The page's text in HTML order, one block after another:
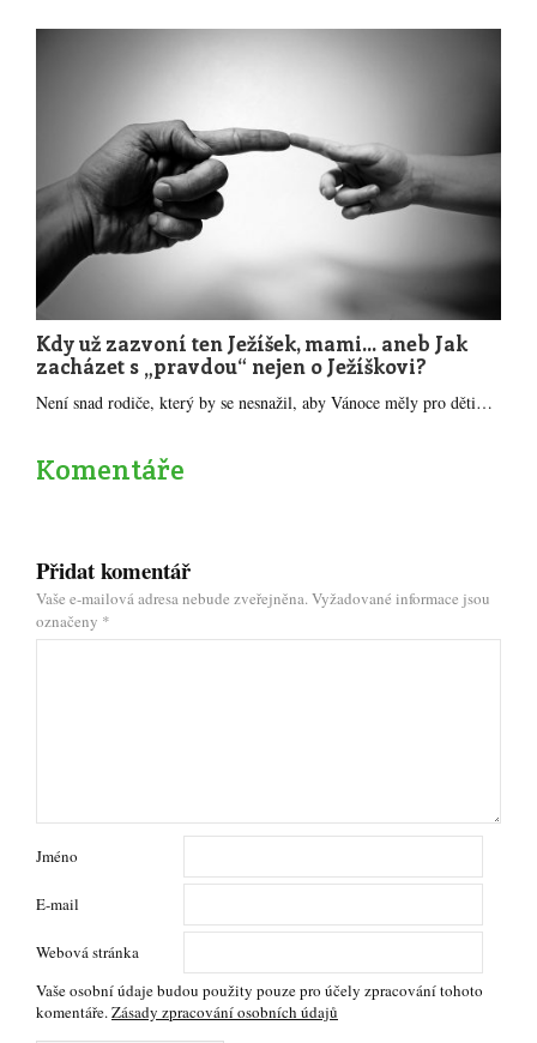
Kdy už zazvoní ten Ježíšek, mami... aneb Jak
zacházet s „pravdou“ nejen o Ježíškovi?
Není snad rodiče, který by se nesnažil, aby Vánoce měly pro děti…
Komentáře
Přidat komentář
Vaše e-mailová adresa nebude zveřejněna.Vyžadované informace jsou
označeny *
Jméno
E-mail
Webová stránka
Vaše osobní údaje budou použity pouze pro účely zpracování tohoto
komentáře.Zásady zpracování osobních údajů